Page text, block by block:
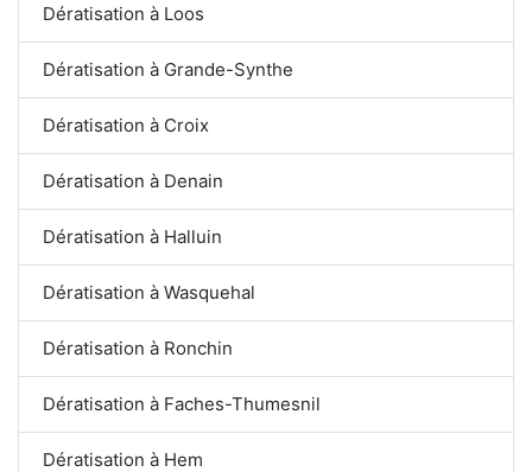
Dératisation à Loos
Dératisation à Grande-Synthe
Dératisation à Croix
Dératisation à Denain
Dératisation à Halluin
Dératisation à Wasquehal
Dératisation à Ronchin
Dératisation à Faches-Thumesnil
Dératisation à Hem